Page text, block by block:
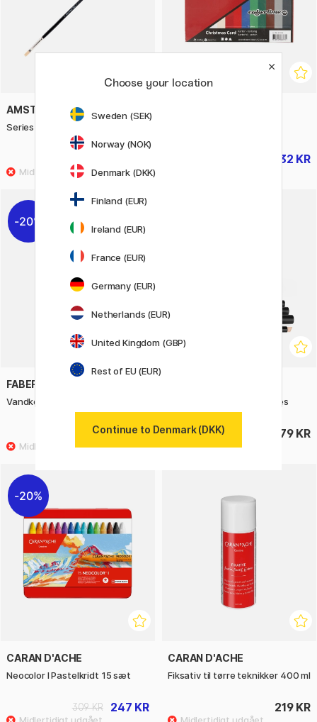
AMSTERDAM
Series 600 Pensel Flat St 4
32 KR
20%
FABER-CASTELL
Vandkop Rød
24 KR
30 KR
Promarker 6-sæt Red tones
179 KR
20%
CARAN D'ACHE
Neocolor I Pastelkridt 15 sæt
247 KR
309 KR
CARAN D'ACHE
Fiksativ til tørre teknikker 400 ml
219 KR
Choose your location
Sweden (SEK)
Norway (NOK)
Denmark (DKK)
Finland (EUR)
Ireland (EUR)
France (EUR)
Germany (EUR)
Netherlands (EUR)
United Kingdom (GBP)
Rest of EU (EUR)
Continue to Denmark (DKK)